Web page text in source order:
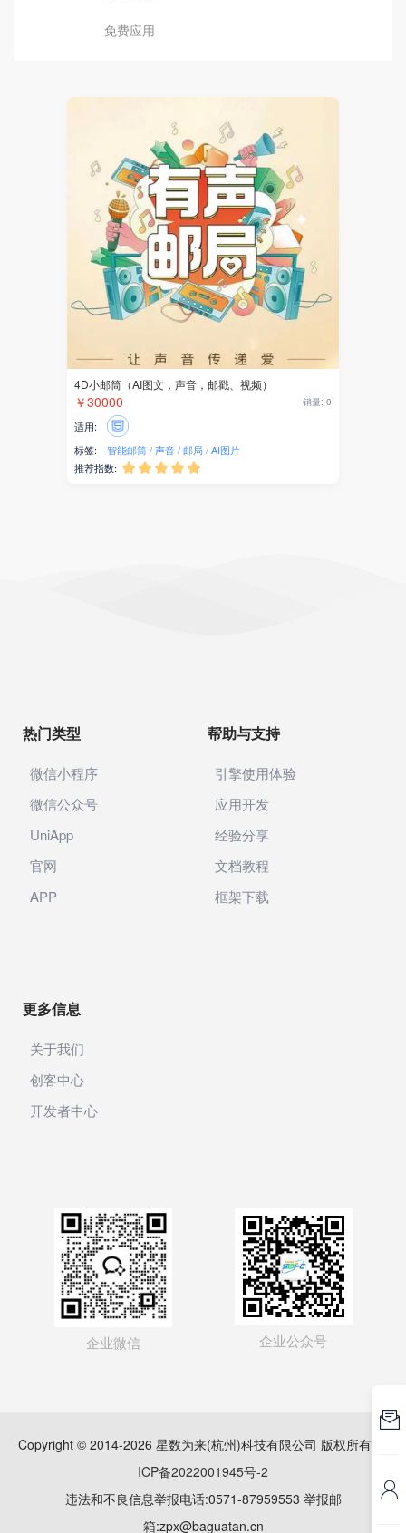
免费应用
4D小邮筒（AI图文，声音，邮戳、视频）
￥30000 销量: 0
适用:
标签:
智能邮筒 声音 邮局
AI图片
推荐指数:     
热门类型
微信小程序
微信公众号
UniApp
官网
APP
帮助与支持
引擎使用体验
应用开发
经验分享
文档教程
框架下载
更多信息
关于我们
创客中心
开发者中心
企业微信 企业公众号
Copyright © 2014-2026 星数为来(杭州)科技有限公司 版权所有
ICP备2022001945号-2
违法和不良信息举报电话:0571-87959553 举报邮
箱:zpx@baguatan.cn

